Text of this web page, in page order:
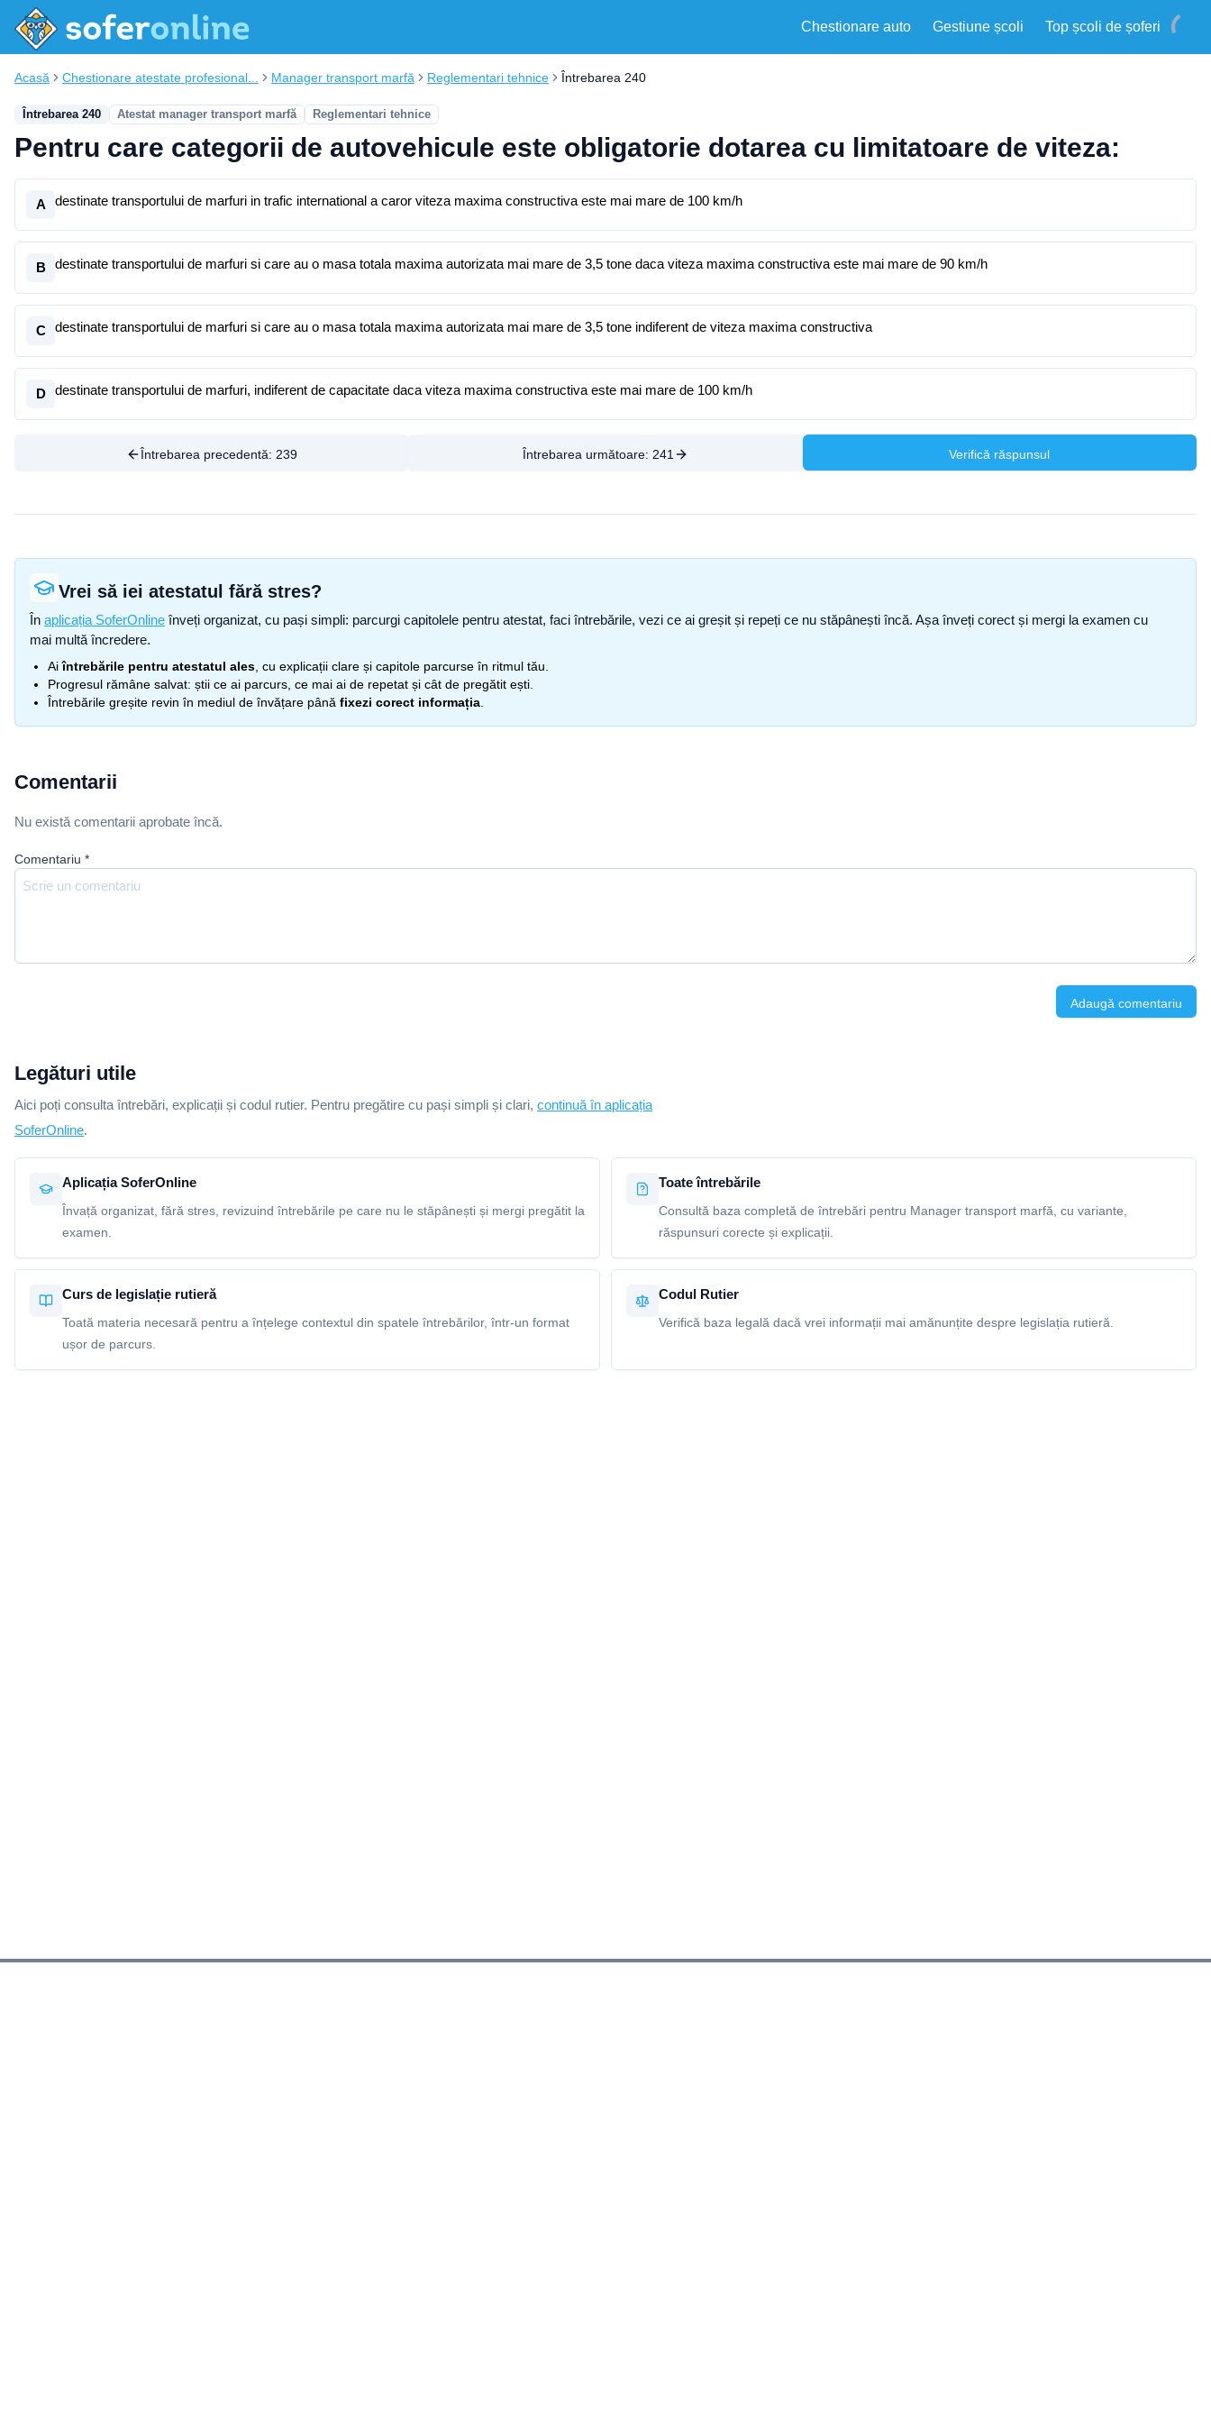
Chestionare auto Gestiune școli Top școli de șoferi
Acasă Chestionare atestate profesional... Manager transport marfă Reglementari tehnice Întrebarea 240
Întrebarea 240 Atestat manager transport marfă Reglementari tehnice
Pentru care categorii de autovehicule este obligatorie dotarea cu limitatoare de viteza:
A destinate transportului de marfuri in trafic international a caror viteza maxima constructiva este mai mare de 100 km/h
B destinate transportului de marfuri si care au o masa totala maxima autorizata mai mare de 3,5 tone daca viteza maxima constructiva este mai mare de 90 km/h
C destinate transportului de marfuri si care au o masa totala maxima autorizata mai mare de 3,5 tone indiferent de viteza maxima constructiva
D destinate transportului de marfuri, indiferent de capacitate daca viteza maxima constructiva este mai mare de 100 km/h
Întrebarea precedentă: 239 Întrebarea următoare: 241 Verifică răspunsul
Vrei să iei atestatul fără stres?
În aplicația SoferOnline înveți organizat, cu pași simpli: parcurgi capitolele pentru atestat, faci întrebările, vezi ce ai greșit și repeți ce nu stăpânești încă. Așa înveți corect și mergi la examen cu
mai multă încredere.
Aiîntrebările pentru atestatul ales , cu explicații clare și capitole parcurse în ritmul tău.
Progresul rămâne salvat: știi ce ai parcurs, ce mai ai de repetat și cât de pregătit ești.
Întrebările greșite revin în mediul de învățare până fixezi corect informația
Comentarii
Nu există comentarii aprobate încă.
Comentariu *
Adaugă comentariu
Legături utile
Aici poți consulta întrebări, explicații și codul rutier. Pentru pregătire cu pași simpli și clari, continuă în aplicația
SoferOnline.
Aplicația SoferOnline
Învață organizat, fără stres, revizuind întrebările pe care nu le stăpânești și mergi pregătit la
examen.
Toate întrebările
Consultă baza completă de întrebări pentru Manager transport marfă, cu variante,
răspunsuri corecte și explicații.
Curs de legislație rutieră
Toată materia necesară pentru a înțelege contextul din spatele întrebărilor, într-un format
ușor de parcurs.
Codul Rutier
Verifică baza legală dacă vrei informații mai amănunțite despre legislația rutieră.